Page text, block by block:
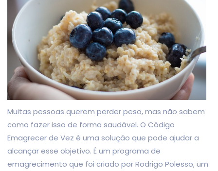
Muitas pessoas querem perder peso, mas não sabem
como fazer isso de forma saudável. O Código
Emagrecer de Vez é uma solução que pode ajudar a
alcançar esse objetivo. É um programa de
emagrecimento que foi criado por Rodrigo Polesso, um